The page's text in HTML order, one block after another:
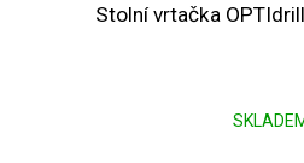
Stolní vrtačka